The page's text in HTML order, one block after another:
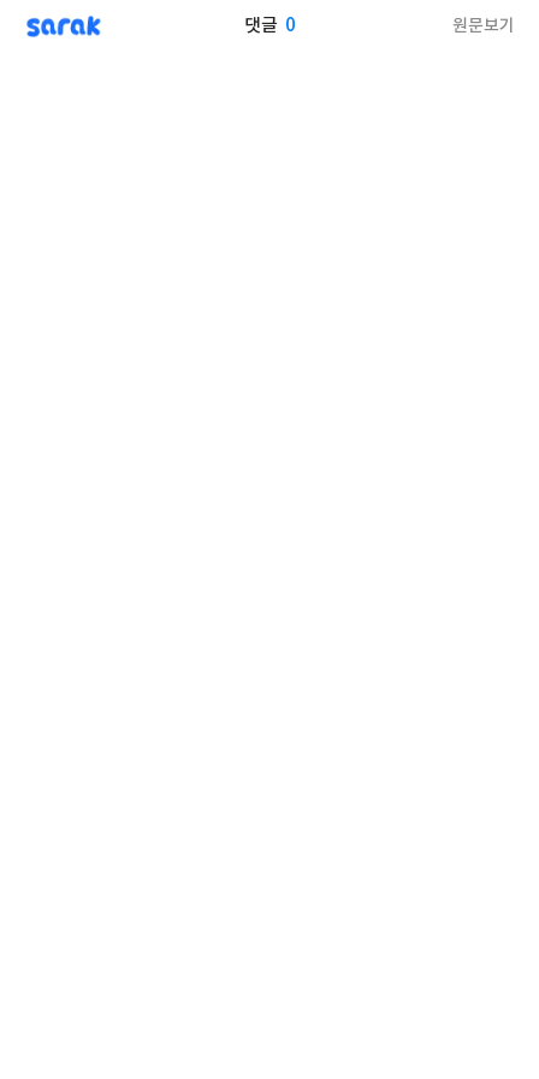
sarak 댓글 0 원문보기